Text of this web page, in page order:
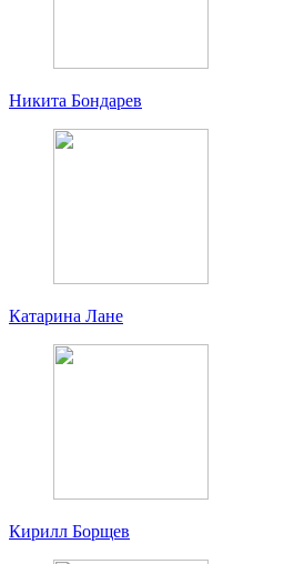
Никита Бондарев
Катарина Лане
Кирилл Борщев